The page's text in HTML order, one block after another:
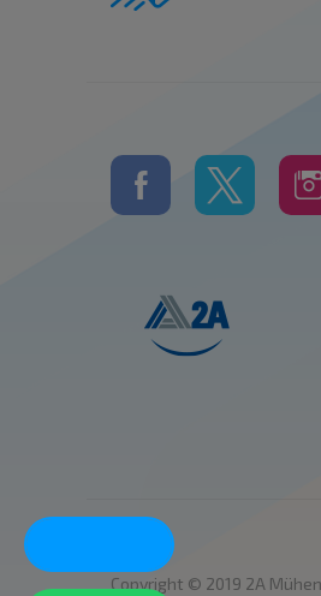
Copyright © 2019 2A